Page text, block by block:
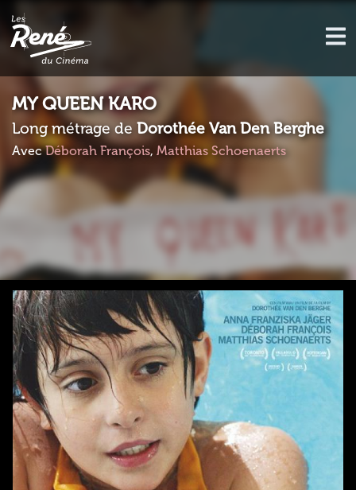
MY QUEEN KARO
Long métrage de Dorothée Van Den Berghe
AvecDéborah François, Matthias Schoenaerts